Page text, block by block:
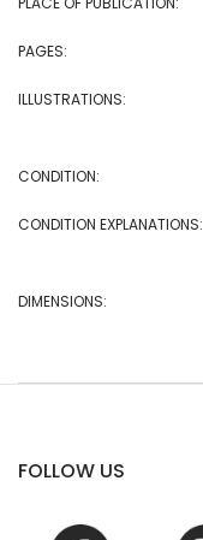
PAGES:
ILLUSTRATIONS:
CONDITION:
CONDITION EXPLANATIONS:
DIMENSIONS:
FOLLOW US